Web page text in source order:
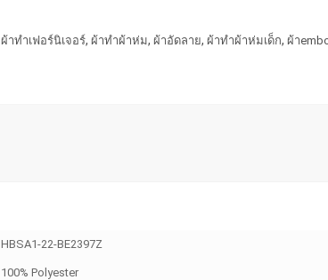
ผ้าทำเฟอร์นิเจอร์, ผ้าทำผ้าห่ม, ผ้าอัดลาย, ผ้าทำผ้าห่มเด็ก, ผ้า
HBSA1-22-BE2397Z
100% Polyester